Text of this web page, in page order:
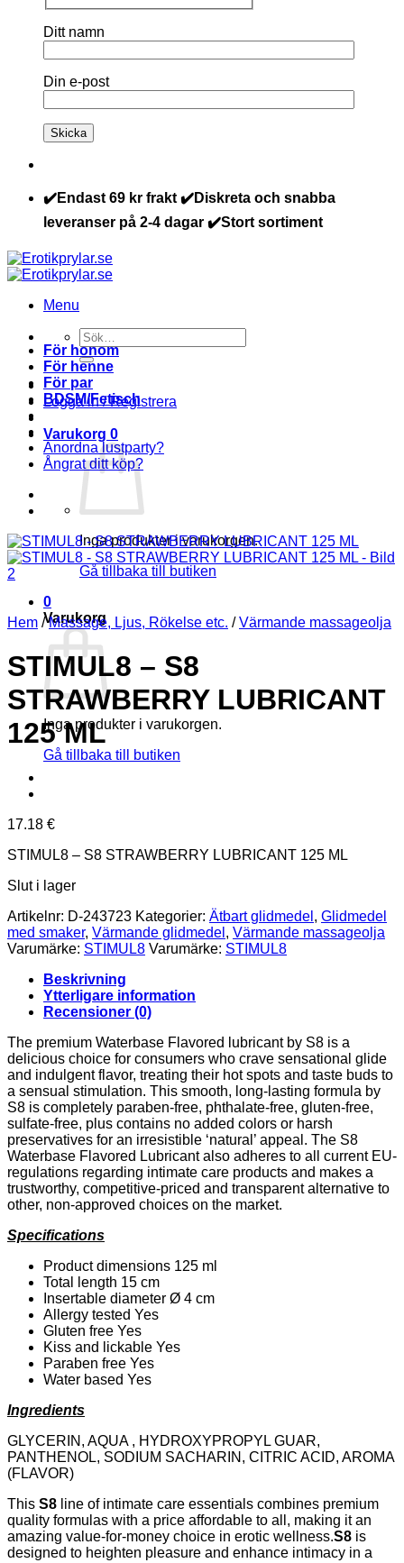
Ditt namn
Din e-post
✔️Endast 69 kr frakt ✔️Diskreta och snabba
leveranser på 2-4 dagar ✔️Stort sortiment
Menu
Sök
efter:
Logga in / Registrera
Varukorg 0
Inga produkter i varukorgen.
Gå tillbaka till butiken
0
Varukorg
Inga produkter i varukorgen.
Gå tillbaka till butiken
För honom
För henne
För par
BDSM/Fetisch
Anordna lustparty?
Ångrat ditt köp?
Hem / Massage, Ljus, Rökelse etc. / Värmande massageolja
STIMUL8 – S8
STRAWBERRY LUBRICANT
125 ML
17.18 €
STIMUL8 – S8 STRAWBERRY LUBRICANT 125 ML
Slut i lager
Artikelnr: D-243723 Kategorier: Ätbart glidmedel , Glidmedel
med smaker, Värmande glidmedel , Värmande massageolja
Varumärke: STIMUL8 Varumärke: STIMUL8
Beskrivning
Ytterligare information
Recensioner (0)
The premium Waterbase Flavored lubricant by S8 is a
delicious choice for consumers who crave sensational glide
and indulgent flavor, treating their hot spots and taste buds to
a sensual stimulation. This smooth, long-lasting formula by
S8 is completely paraben-free, phthalate-free, gluten-free,
sulfate-free, plus contains no added colors or harsh
preservatives for an irresistible ‘natural’ appeal. The S8
Waterbase Flavored Lubricant also adheres to all current EU-
regulations regarding intimate care products and makes a
trustworthy, competitive-priced and transparent alternative to
other, non-approved choices on the market.
Specifications
Product dimensions 125 ml
Total length 15 cm
Insertable diameter Ø 4 cm
Allergy tested Yes
Gluten free Yes
Kiss and lickable Yes
Paraben free Yes
Water based Yes
Ingredients
GLYCERIN, AQUA , HYDROXYPROPYL GUAR,
PANTHENOL, SODIUM SACHARIN, CITRIC ACID, AROMA
(FLAVOR)
This S8 line of intimate care essentials combines premium
quality formulas with a price affordable to all, making it an
amazing value-for-money choice in erotic wellness.S8 is
designed to heighten pleasure and enhance intimacy in a